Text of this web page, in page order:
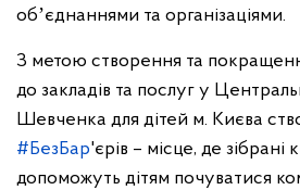
обʼєднаннями та організаціями.
З метою створення та
до закладів та послуг у
Шевченка для дітей м. Києва
#БезБар'єрів – місце, де
допоможуть дітям почуватися